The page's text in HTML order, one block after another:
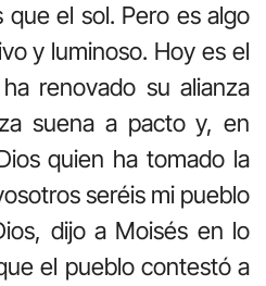
que el sol. Pero es algo
y luminoso. Hoy es el
renovado su alianza
suena a pacto y, en
quien ha tomado la
seréis mi pueblo
dijo a Moisés en lo
el pueblo contestó a